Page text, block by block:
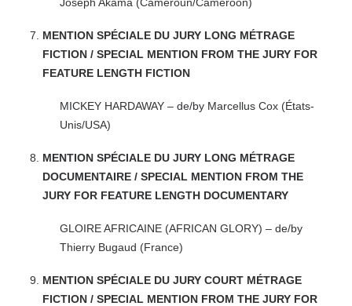
MENTION SPÉCIALE DU JURY LONG MÉTRAGE
FICTION / SPECIAL MENTION FROM THE JURY FOR
FEATURE LENGTH FICTION
MICKEY HARDAWAY – de/by Marcellus Cox (États-
Unis/USA)
MENTION SPÉCIALE DU JURY LONG MÉTRAGE
DOCUMENTAIRE / SPECIAL MENTION FROM THE
JURY FOR FEATURE LENGTH DOCUMENTARY
GLOIRE AFRICAINE (AFRICAN GLORY) – de/by
Thierry Bugaud (France)
MENTION SPÉCIALE DU JURY COURT MÉTRAGE
FICTION / SPECIAL MENTION FROM THE JURY FOR